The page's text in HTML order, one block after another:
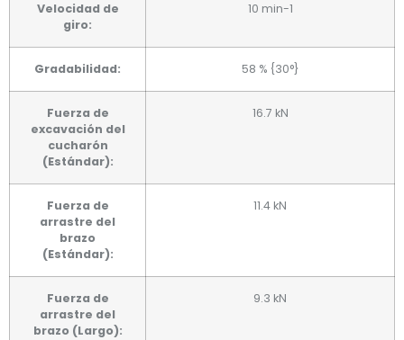
Velocidad de
giro:
10 min-1
Gradabilidad: 58 % {30°}
Fuerza de
excavación del
cucharón
(Estándar):
16.7 kN
Fuerza de
arrastre del
brazo
(Estándar):
11.4 kN
Fuerza de
arrastre del
brazo (Largo):
9.3 kN